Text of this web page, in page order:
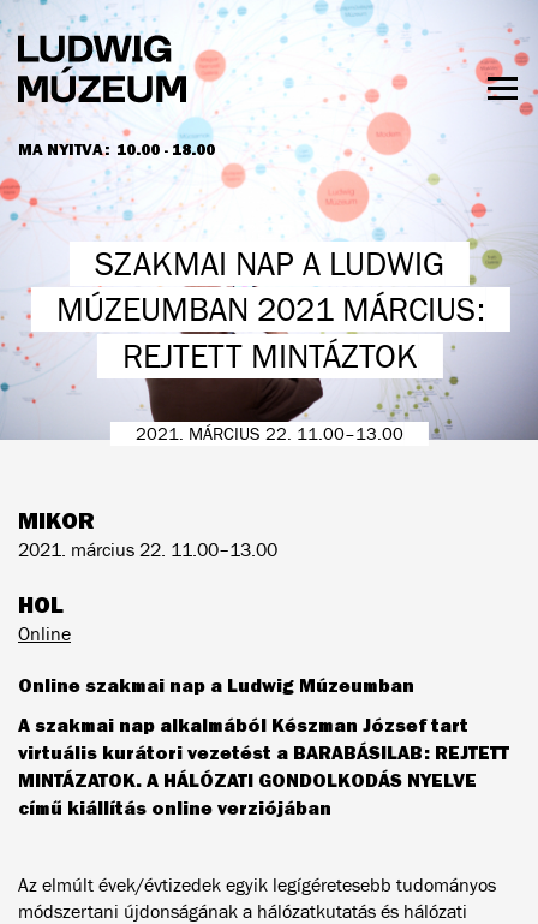
Ugrás
a
tartalomra
MA NYITVA: 10.00 - 18.00
NYITVATARTÁS ÉS JEGYÁRAK
SZAKMAI NAP A LUDWIG
MÚZEUMBAN 2021 MÁRCIUS:
REJTETT MINTÁZTOK
2021. MÁRCIUS 22. 11.00–13.00
MIKOR
2021. március 22. 11.00–13.00
HOL
Online
Online szakmai nap a Ludwig Múzeumban
A szakmai nap alkalmából Készman József tart
virtuális kurátori vezetést a BARABÁSILAB: REJTETT
MINTÁZATOK. A HÁLÓZATI GONDOLKODÁS NYELVE
című kiállítás online verziójában
Az elmúlt évek/évtizedek egyik legígéretesebb tudományos
módszertani újdonságának a hálózatkutatás és hálózati